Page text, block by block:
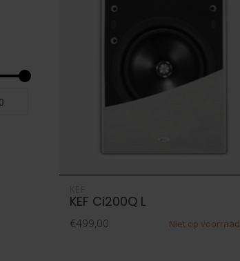
KEF
KEF Ci200Q L
€499,00 Niet op voorraad